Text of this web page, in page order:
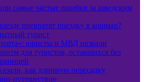
самые частые ошибки за шведским
превратят поездку в кошмар?
турист
юристы и МВД назвали
для туристов, оставшихся без
как длинную пересадку
путешествие